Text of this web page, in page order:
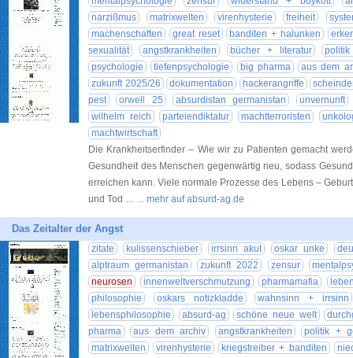
narzißmus
matrixwelten virenhysterie freiheit
machenschaften
great reset banditen + halunken
sexualität
angstkrankheiten bücher + literatur
psychologie
tiefenpsychologie big pharma
aus dem
zukunft 2025/26
dokumentation hackerangriffe
pest
orwell 25 absurdistan germanistan
unvernunft
wilhelm reich
parteiendiktatur machtterroristen
machtwirtschaft
Die Krankheitserfinder – Wie wir zu Patienten gemacht
Gesundheit des Menschen gegenwärtig neu, sodass
erreichen kann. Viele normale Prozesse des Lebens –
und Tod … ... mehr auf absurd-ag.de
Das Zeitalter der Angst
zitate kulissenschieber irrsinn akut oskar unke
alptraum germanistan
zukunft 2022 zensur
neurosen
innenweltverschmutzung pharmamafia
philosophie
oskars notizkladde
wahnsinn + irrsinn
lebensphilosophie
absurd-ag schöne neue welt
pharma
aus dem archiv angstkrankheiten
politik +
matrixwelten
virenhysterie kriegstreiber + banditen